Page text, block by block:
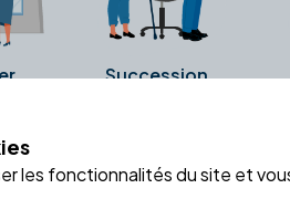
Succession
la fiche Google Business de
les fonctionnalités du site et